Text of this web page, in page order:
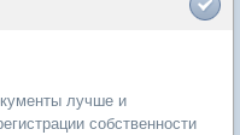
лучше и
собственности